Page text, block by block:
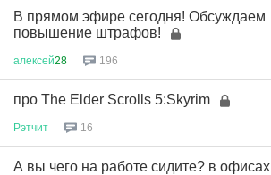
В прямом эфире сегодня! Обсуждаем
повышение штрафов!
алексей28 196
про The Elder Scrolls 5:Skyrim
Рэтчит 16
А вы чего на работе сидите? в офисах